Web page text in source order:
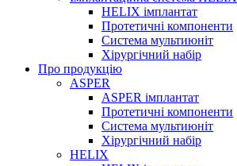
HELIX імплантат
Протетичні компоненти
Система мультиюніт
Хірургічний набір
Про продукцію
ASPER
ASPER імплантат
Протетичні компоненти
Система мультиюніт
Хірургічний набір
HELIX